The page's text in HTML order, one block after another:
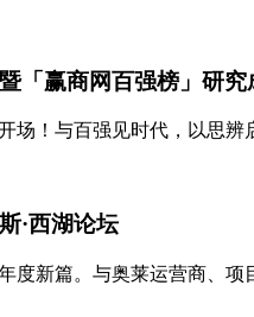
「赢商网百强榜」研究
场！与百强见时代，以思
·西湖论坛
度新篇。与奥莱运营商、